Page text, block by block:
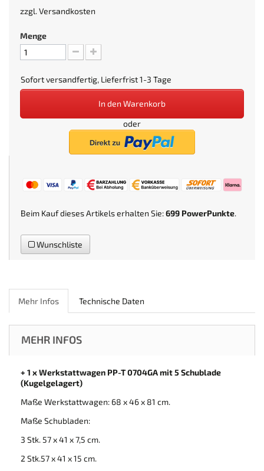
zzgl.Versandkosten
Menge
Sofort versandfertig, Lieferfrist 1-3 Tage
In den Warenkorb
oder
Beim Kauf dieses Artikels erhalten Sie:699 PowerPunkte.
Wunschliste
Mehr Infos Technische Daten
MEHR INFOS
+ 1 x Werkstattwagen PP-T 0704GA mit 5 Schublade
(Kugelgelagert)
Maße Werkstattwagen: 68 x 46 x 81 cm.
Maße Schubladen:
3 Stk. 57 x 41 x 7,5 cm.
2 Stk.57 x 41 x 15 cm.